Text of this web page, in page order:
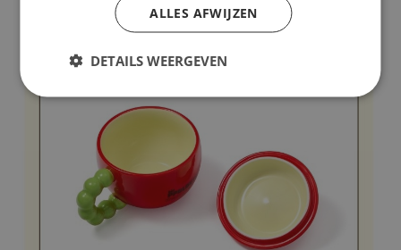
ALLES AFWIJZEN
DETAILS WEERGEVEN